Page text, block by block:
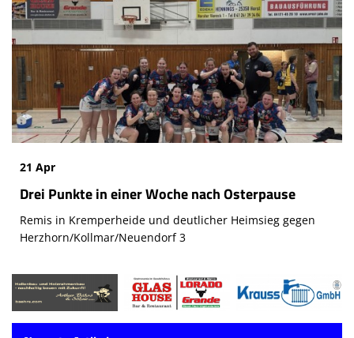
21 Apr
Drei Punkte in einer Woche nach Osterpause
Remis in Kremperheide und deutlicher Heimsieg gegen
Herzhorn/Kollmar/Neuendorf 3